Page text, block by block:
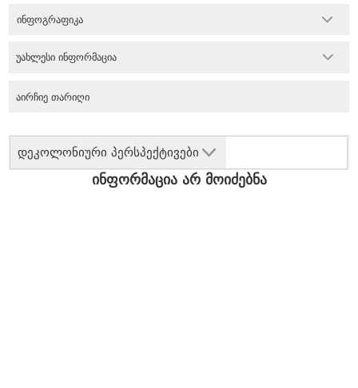
ინფოგრაფიკა
დეკოლონიური პერსპექტივები
უახლესი ინფორმაცია
ინფორმაცია არ მოიძებნა